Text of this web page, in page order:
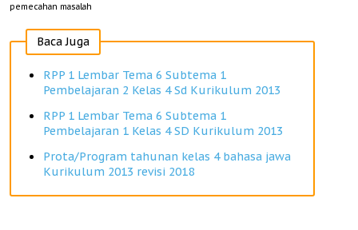
pemecahan masalah
Baca Juga
RPP 1 Lembar Tema 6 Subtema 1
Pembelajaran 2 Kelas 4 Sd Kurikulum 2013
RPP 1 Lembar Tema 6 Subtema 1
Pembelajaran 1 Kelas 4 SD Kurikulum 2013
Prota/Program tahunan kelas 4 bahasa jawa
Kurikulum 2013 revisi 2018